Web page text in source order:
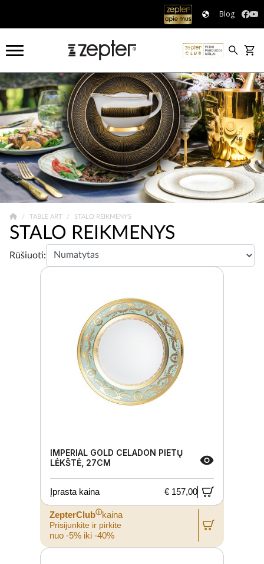
Blog
TABLE ART STALO REIKMENYS
STALO REIKMENYS
Rūšiuoti:
IMPERIAL GOLD CELADON PIETŲ
LĖKŠTĖ, 27CM
Įprasta kaina € 157,00
ZepterClubⓘkaina
Prisijunkite ir pirkite
nuo -5% iki -40%